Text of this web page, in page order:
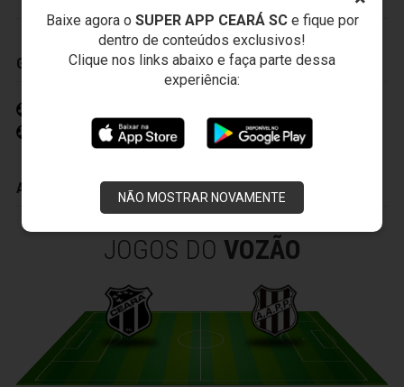
Baixe agora o SUPER APP CEARÁ SCe fique por
dentro de conteúdos exclusivos!
Clique nos links abaixo e faça parte dessa
experiência:
NÃO MOSTRAR NOVAMENTE
GOLS
Lucas 21' (2)
ADVERTÊNCIAS
JOGOS DO VOZÃO